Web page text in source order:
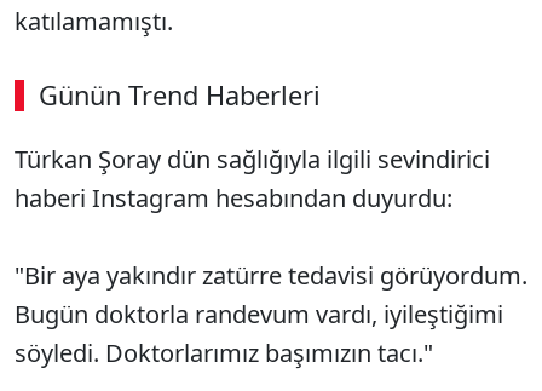
katılamamıştı.
Günün Trend Haberleri
00:02 / 09:08
Sesi Aç
Türkan Şoray dün sağlığıyla ilgili sevindirici
haberi Instagram hesabından duyurdu:
"Bir aya yakındır zatürre tedavisi görüyordum.
Bugün doktorla randevum vardı, iyileştiğimi
söyledi. Doktorlarımız başımızın tacı."